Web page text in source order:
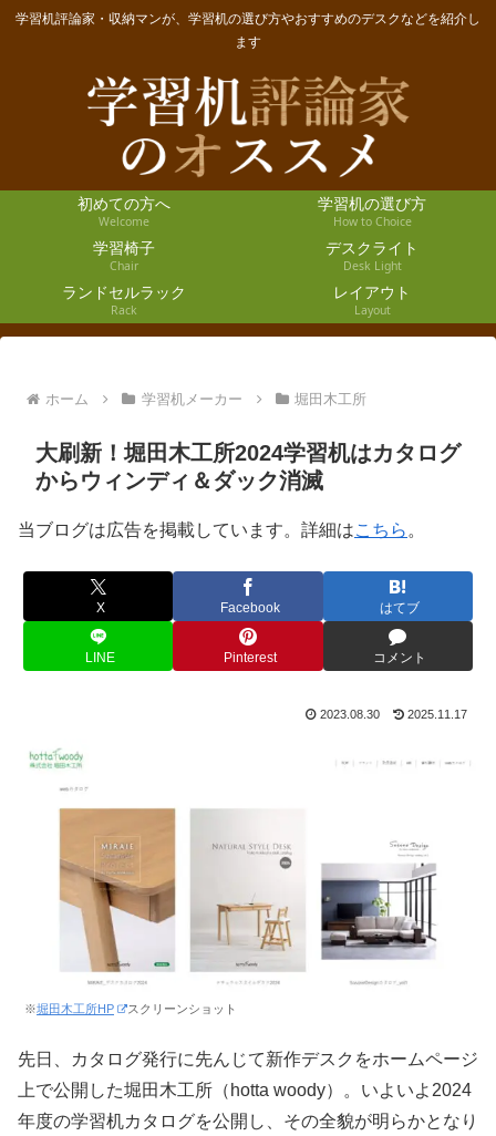
学習机評論家・収納マンが、学習机の選び方やおすすめのデスクなどを紹介し
ます
初めての方へ
Welcome
学習机の選び方
How to Choice
学習椅子
Chair
デスクライト
Desk Light
ランドセルラック
Rack
レイアウト
Layout
ホーム 学習机メーカー 堀田木工所
大刷新！堀田木工所2024学習机はカタログ
からウィンディ＆ダック消滅
当ブログは広告を掲載しています。詳細はこちら 。
X Facebook はてブ
LINE Pinterest コメント
2023.08.30 2025.11.17
※堀田木工所HP スクリーンショット
先日、カタログ発行に先んじて新作デスクをホームページ
上で公開した堀田木工所（hotta woody）。いよいよ2024
年度の学習机カタログを公開し、その全貌が明らかとなり